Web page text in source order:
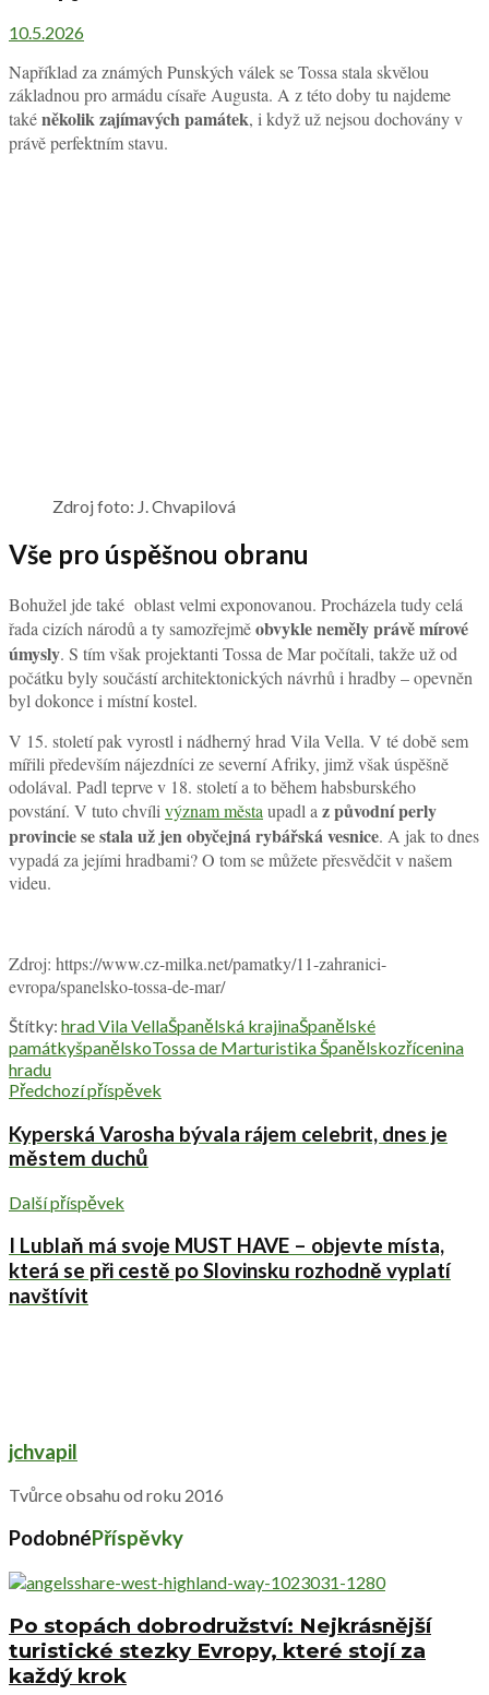
10.5.2026
Například za známých Punských válek se Tossa stala skvělou
základnou pro armádu císaře Augusta. A z této doby tu najdeme
takéněkolik zajímavých památek, i když už nejsou dochovány v
právě perfektním stavu.
Zdroj foto: J. Chvapilová
Vše pro úspěšnou obranu
Bohužel jde také oblast velmi exponovanou. Procházela tudy celá
řada cizích národů a ty samozřejměobvykle neměly právě mírové
úmysly. S tím však projektanti Tossa de Mar počítali, takže už od
počátku byly součástí architektonických návrhů i hradby – opevněn
byl dokonce i místní kostel.
V 15. století pak vyrostl i nádherný hrad Vila Vella. V té době sem
mířili především nájezdníci ze severní Afriky, jimž však úspěšně
odolával. Padl teprve v 18. století a to během habsburského
povstání. V tuto chvílivýznam městaupadl az původní perly
provincie se stala už jen obyčejná rybářská vesnice. A jak to dnes
vypadá za jejími hradbami? O tom se můžete přesvědčit v našem
videu.
Zdroj: https://www.cz-milka.net/pamatky/11-zahranici-
evropa/spanelsko-tossa-de-mar/
Štítky: hrad Vila VellaŠpanělská krajinaŠpanělské
památkyšpanělskoTossa de Marturistika Španělskozřícenina
hradu
Předchozí příspěvek
Kyperská Varosha bývala rájem celebrit, dnes je
městem duchů
Další příspěvek
I Lublaň má svoje MUST HAVE – objevte místa,
která se při cestě po Slovinsku rozhodně vyplatí
navštívit
jchvapil
Tvůrce obsahu od roku 2016
PodobnéPříspěvky
Po stopách dobrodružství: Nejkrásnější
turistické stezky Evropy, které stojí za
každý krok